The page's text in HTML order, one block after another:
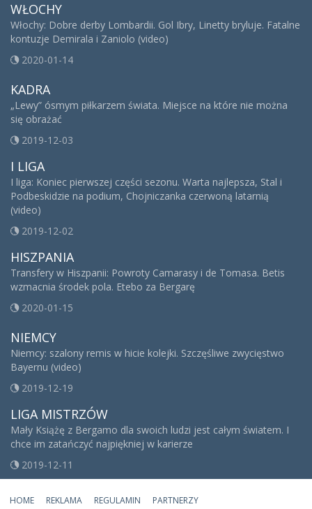
WŁOCHY
Włochy: Dobre derby Lombardii. Gol Ibry, Linetty bryluje. Fatalne
kontuzje Demirala i Zaniolo (video)
2020-01-14
KADRA
„Lewy” ósmym piłkarzem świata. Miejsce na które nie można
się obrażać
2019-12-03
I LIGA
I liga: Koniec pierwszej części sezonu. Warta najlepsza, Stal i
Podbeskidzie na podium, Chojniczanka czerwoną latarnią
(video)
2019-12-02
HISZPANIA
Transfery w Hiszpanii: Powroty Camarasy i de Tomasa. Betis
wzmacnia środek pola. Etebo za Bergarę
2020-01-15
NIEMCY
Niemcy: szalony remis w hicie kolejki. Szczęśliwe zwycięstwo
Bayernu (video)
2019-12-19
LIGA MISTRZÓW
Mały Książę z Bergamo dla swoich ludzi jest całym światem. I
chce im zatańczyć najpiękniej w karierze
2019-12-11
HOME REKLAMA REGULAMIN PARTNERZY